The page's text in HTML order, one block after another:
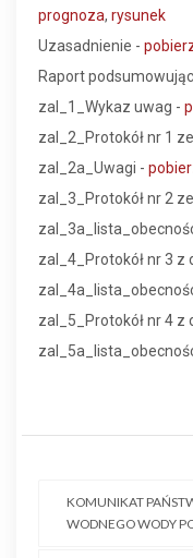
prognoza, rysunek
Uzasadnienie -
Raport
zal_1_Wykaz uwag -
zal_2_Protokół nr 1
zal_2a_Uwagi -
zal_3_Protokół nr 2
zal_4_Protokół nr 3 z
zal_5_Protokół nr 4 z
KOMUNIKAT
WODNEGO WODY